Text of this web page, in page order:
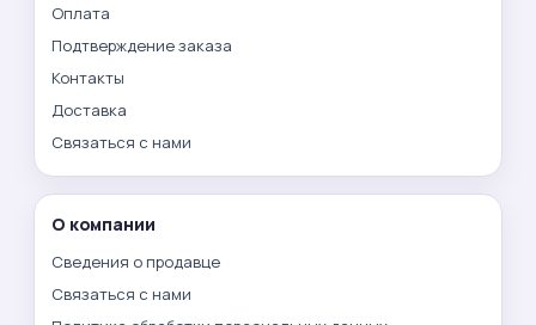
Оплата
Подтверждение заказа
Контакты
Доставка
Связаться с нами
О компании
Сведения о продавце
Связаться с нами